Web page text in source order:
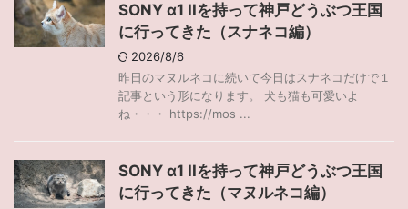
SONY α1 IIを持って神戸どうぶつ王国
に行ってきた（スナネコ編）
2026/8/6
昨日のマヌルネコに続いて今日はスナネコだけで１
記事という形になります。 犬も猫も可愛いよ
ね・・・ https://mos ...
SONY α1 IIを持って神戸どうぶつ王国
に行ってきた（マヌルネコ編）